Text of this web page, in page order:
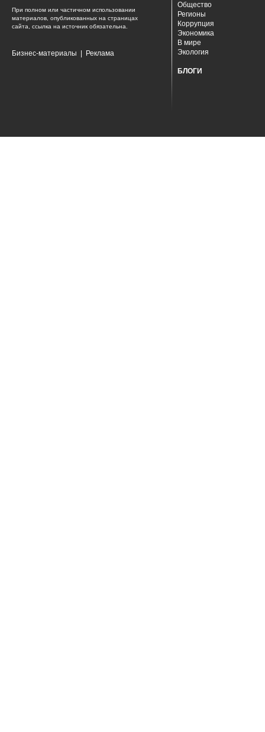
При полном или частичном использовании
материалов, опубликованных на страницах
сайта, ссылка на источник обязательна.
Бизнес-материалы Реклама
Общество
Регионы
Коррупция
Экономика
В мире
Экология
БЛОГИ